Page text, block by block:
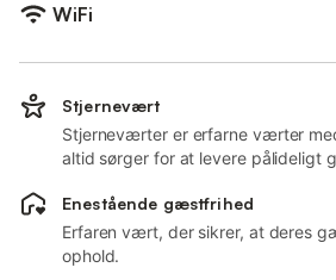
WiFi
Stjernevært
Stjerneværter er erfarne værter
altid sørger for at levere pålideligt
Enestående gæstfrihed
Erfaren vært, der sikrer, at deres
ophold.